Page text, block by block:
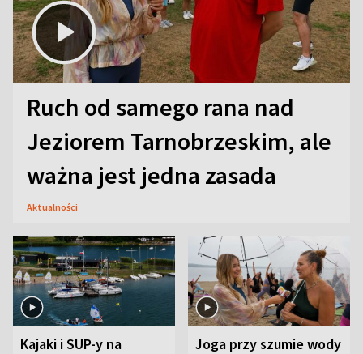
Ruch od samego rana nad
Jeziorem Tarnobrzeskim, ale
ważna jest jedna zasada
Aktualności
Kajaki i SUP-y na
Joga przy szumie wody